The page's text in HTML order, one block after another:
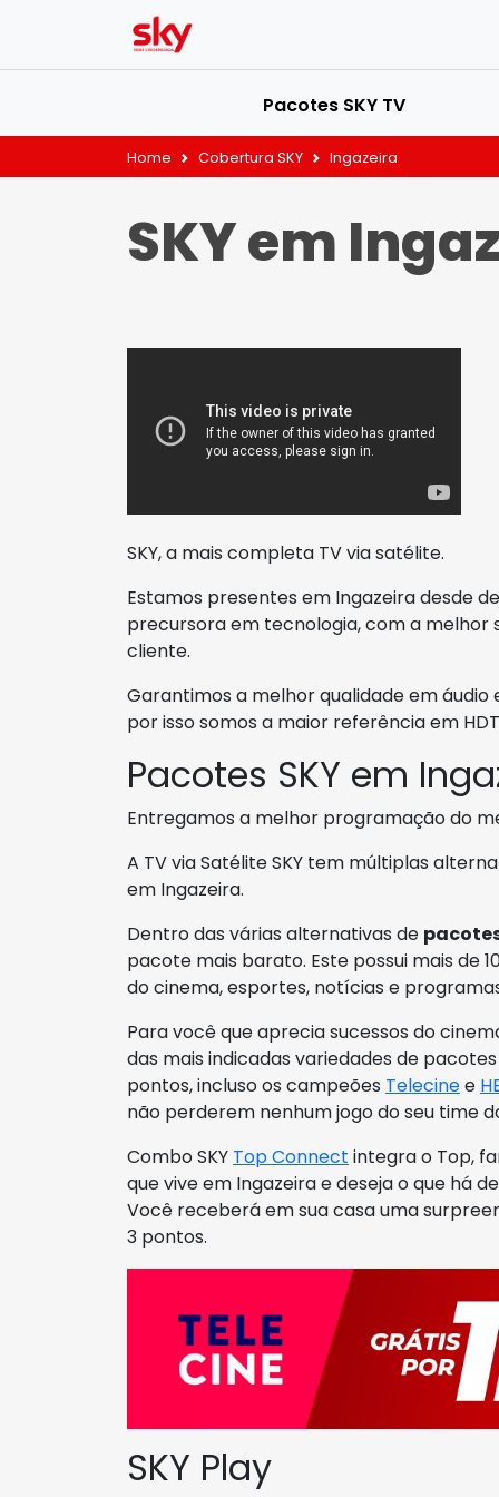
Pacotes SKY TV
Home Cobertura SKY Ingazeira
SKY em
SKY, a mais completa TV via satélite.
Estamos presentes em Ingazeira desde
precursora em tecnologia, com a melhor
cliente.
Garantimos a melhor qualidade em
por isso somos a maior referência em
Pacotes SKY em
Entregamos a melhor programação do
A TV via Satélite SKY tem múltiplas
em Ingazeira.
Dentro das várias alternativas de
pacote mais barato. Este possui mais de
do cinema, esportes, notícias e
Para você que aprecia sucessos do
das mais indicadas variedades de pacotes
pontos, incluso os campeões Telecinee
não perderem nenhum jogo do seu time
Combo SKY Top Connect integra o Top,
que vive em Ingazeira e deseja o que há
Você receberá em sua casa uma
3 pontos.
SKY Play